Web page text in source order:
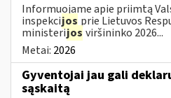
Informuojame apie priimtą
inspekcijos prie Lietuvos
ministerijos viršininko 2026...
Metai: 2026
Gyventojai jau gali
sąskaitą